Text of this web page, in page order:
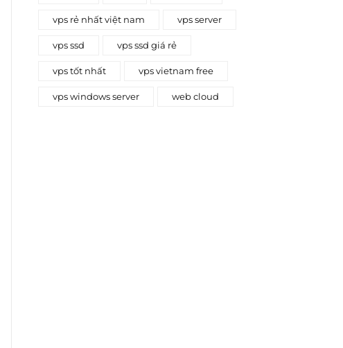
vps rẻ nhất việt nam vps server
vps ssd vps ssd giá rẻ
vps tốt nhất vps vietnam free
vps windows server web cloud